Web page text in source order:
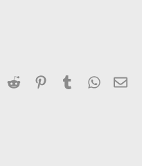
LinkedInReddit PinterestTumblr